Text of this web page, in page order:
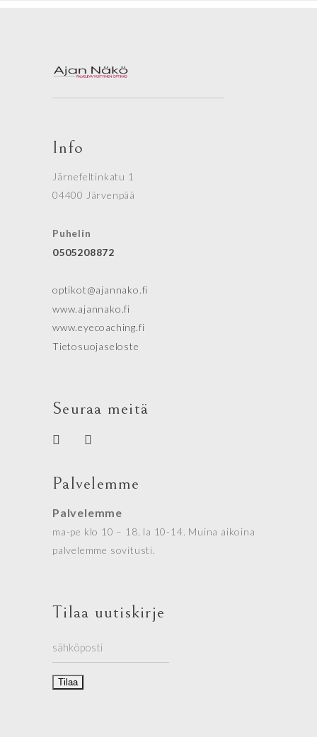
Info
Järnefeltinkatu 1
04400 Järvenpää
Puhelin
0505208872
optikot@ajannako.fi
www.ajannako.fi
www.eyecoaching.fi
Tietosuojaseloste
Seuraa meitä
Palvelemme
Palvelemme
ma-pe klo 10 – 18, la 10-14. Muina aikoina
palvelemme sovitusti.
Tilaa uutiskirje